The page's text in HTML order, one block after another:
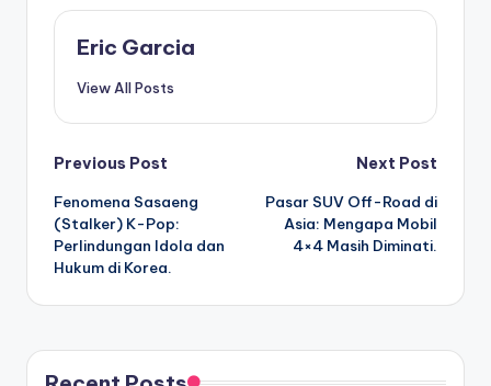
Eric Garcia
View All Posts
Post
navigation
Previous Post
Fenomena Sasaeng
(Stalker) K-Pop:
Perlindungan Idola dan
Hukum di Korea.
Next Post
Pasar SUV Off-Road di
Asia: Mengapa Mobil
4×4 Masih Diminati.